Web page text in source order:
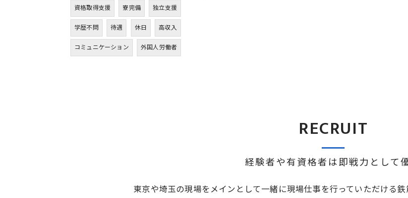
資格取得支援
寮完備
独立支援
学歴不問
待遇 休日
高収入
コミュニケーション
外国人労働者
RECRUIT
経験者や有資格者は即戦力として
東京や埼玉の現場をメインとして一緒に現場仕事を行っていただける鉄